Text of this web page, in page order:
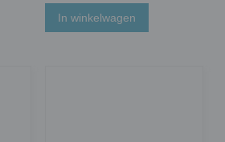
In winkelwagen